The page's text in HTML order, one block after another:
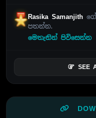
Rasika Samanjithගේ
පතන්න.
මෙතැනින් පිවිසෙන්න
SEE